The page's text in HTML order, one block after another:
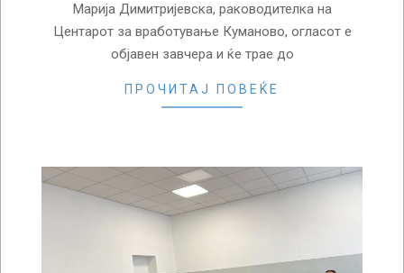
Марија Димитријевска, раководителка на
Центарот за вработување Куманово, огласот е
објавен завчера и ќе трае до
ПРОЧИТАЈ ПОВЕЌЕ